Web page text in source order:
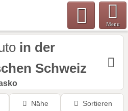
Menu
in der
Schweiz
Nähe Sortieren